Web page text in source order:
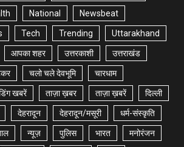
National Newsbeat
Tech Trending Uttarakhand
आपका शहर उत्तरकाशी उत्तराखंड
चलो चले देवभूमि चारधाम
खबरें ताज़ा ख़बर ताज़ा ख़बरें दिल्ली
देहरादून देहरादून/मसूरी धर्म-संस्कृति
न्यूज़ पुलिस भारत मनोरंजन